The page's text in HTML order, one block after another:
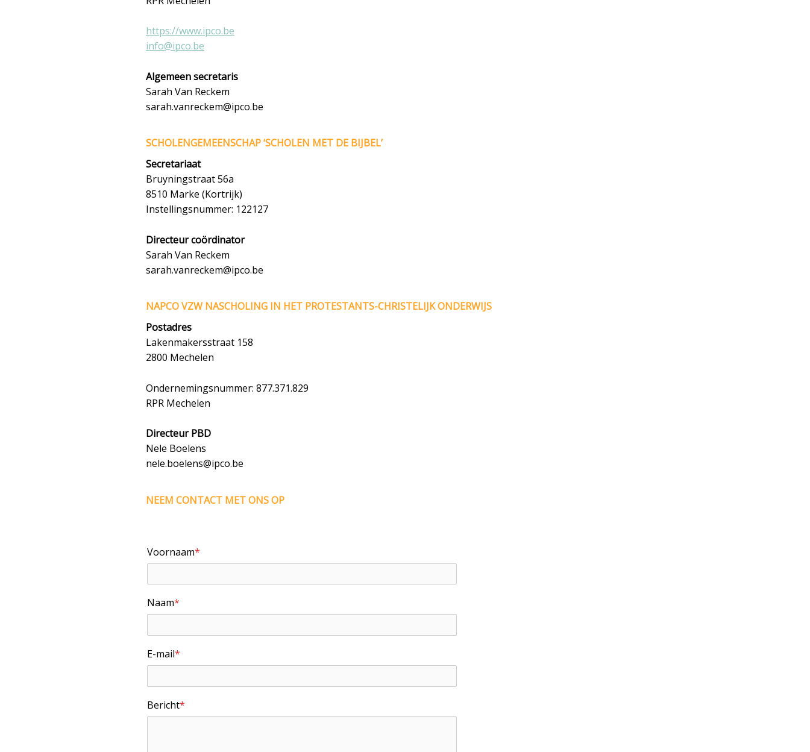
https://www.ipco.be
info@ipco.be
Algemeen secretaris
Sarah Van Reckem
sarah.vanreckem@ipco.be
SCHOLENGEMEENSCHAP ‘SCHOLEN MET DE BIJBEL’
Secretariaat
Bruyningstraat 56a
8510 Marke (Kortrijk)
Instellingsnummer: 122127
Directeur coördinator
Sarah Van Reckem
sarah.vanreckem@ipco.be
NAPCO VZW NASCHOLING IN HET PROTESTANTS-CHRISTELIJK ONDERWIJS
Postadres
Lakenmakersstraat 158
2800 Mechelen
Ondernemingsnummer: 877.371.829
RPR Mechelen
Directeur PBD
Nele Boelens
nele.boelens@ipco.be
NEEM CONTACT MET ONS OP
Voornaam*
Naam*
E-mail*
Bericht*